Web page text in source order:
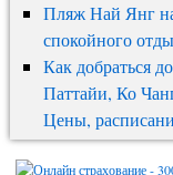
Пляж Най Янг
спокойного
Как добраться
Паттайи, Ко
Цены,